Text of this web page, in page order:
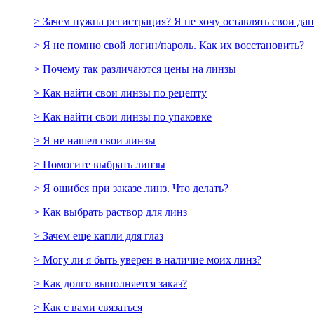
> Зачем нужна регистрация? Я не хочу оставлять свои
> Я не помню свой логин/пароль. Как их восстановить?
> Почему так различаются цены на линзы
> Как найти свои линзы по рецепту
> Как найти свои линзы по упаковке
> Я не нашел свои линзы
> Помогите выбрать линзы
> Я ошибся при заказе линз. Что делать?
> Как выбрать раствор для линз
> Зачем еще капли для глаз
> Могу ли я быть уверен в наличие моих линз?
> Как долго выполняется заказ?
> Как с вами связаться